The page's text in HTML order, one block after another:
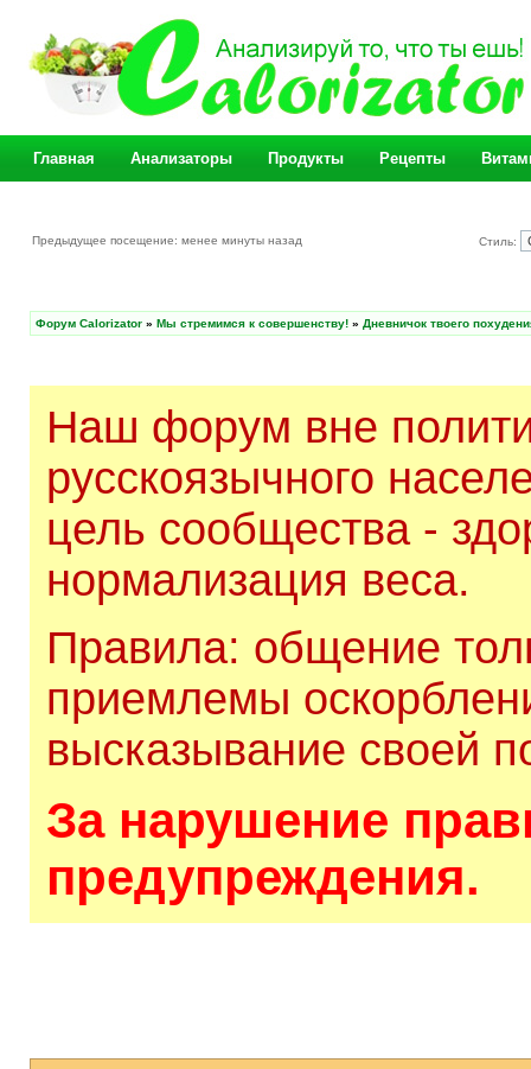
Главная Анализаторы Продукты Рецепты
Предыдущее посещение: менее минуты назад Стиль:
Форум Calorizator » Мы стремимся к совершенству! » Дневничок твоего
Наш форум вне
русскоязычного
цель сообщества -
нормализация веса.
Правила: общение
приемлемы
высказывание своей
За нарушение
предупреждения.